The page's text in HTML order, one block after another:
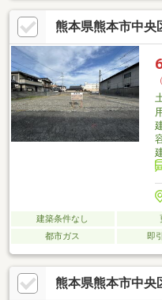
熊本県熊本市中央
建築条件なし
都市ガス
即
熊本県熊本市中央